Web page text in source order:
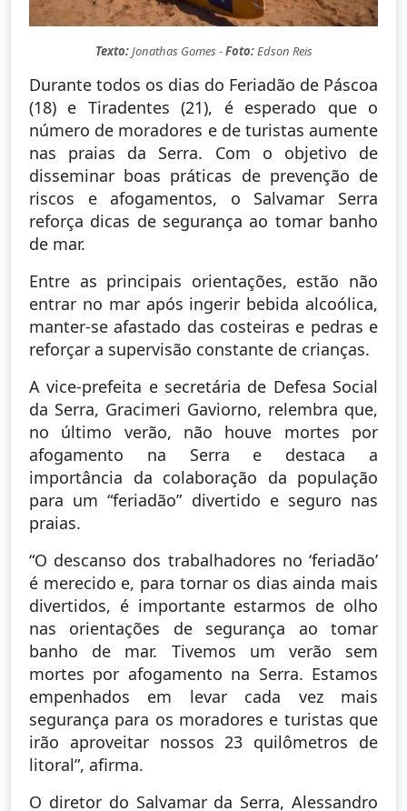
Texto:Jonathas Gomes -Foto:Edson Reis
Durante todos os dias do Feriadão de Páscoa
(18) e Tiradentes (21), é esperado que o
número de moradores e de turistas aumente
nas praias da Serra. Com o objetivo de
disseminar boas práticas de prevenção de
riscos e afogamentos, o Salvamar Serra
reforça dicas de segurança ao tomar banho
de mar.
Entre as principais orientações, estão não
entrar no mar após ingerir bebida alcoólica,
manter-se afastado das costeiras e pedras e
reforçar a supervisão constante de crianças.
A vice-prefeita e secretária de Defesa Social
da Serra, Gracimeri Gaviorno, relembra que,
no último verão, não houve mortes por
afogamento na Serra e destaca a
importância da colaboração da população
para um “feriadão” divertido e seguro nas
praias.
“O descanso dos trabalhadores no ‘feriadão’
é merecido e, para tornar os dias ainda mais
divertidos, é importante estarmos de olho
nas orientações de segurança ao tomar
banho de mar. Tivemos um verão sem
mortes por afogamento na Serra. Estamos
empenhados em levar cada vez mais
segurança para os moradores e turistas que
irão aproveitar nossos 23 quilômetros de
litoral”, afirma.
O diretor do Salvamar da Serra, Alessandro